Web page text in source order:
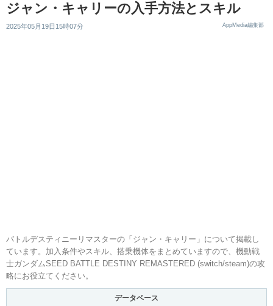
ジャン・キャリーの入手方法とスキル
2025年05月19日15時07分 AppMedia編集部
バトルデスティニーリマスターの「ジャン・キャリー」について掲載し
ています。加入条件やスキル、搭乗機体をまとめていますので、機動戦
士ガンダムSEED BATTLE DESTINY REMASTERED (switch/steam)の攻
略にお役立てください。
データベース